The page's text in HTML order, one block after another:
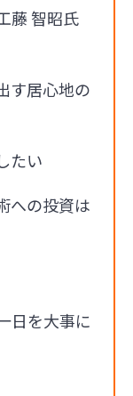
智昭氏
す居心地の
たい
への投資は
日を大事に